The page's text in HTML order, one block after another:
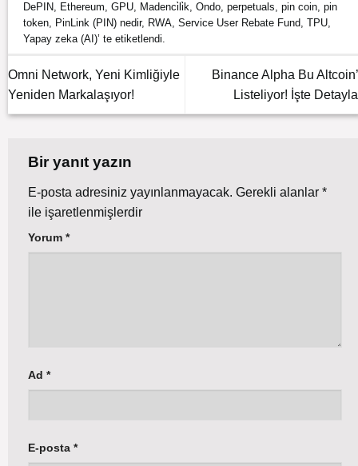
DePIN, Ethereum,GPU, Madenci̇li̇k,Ondo,perpetuals,pin coin,pin
token, PinLink (PIN) nedir, RWA,Service User Rebate Fund,TPU,
Yapay zeka (AI)’ te etiketlendi.
Omni Network, Yeni Kimliğiyle
Yeniden Markalaşıyor!
Binance Alpha Bu
Listeliyor! İşte
Bir yanıt yazın
E-posta adresiniz yayınlanmayacak. Gerekli alanlar *
ile işaretlenmişlerdir
Yorum *
Ad *
E-posta *